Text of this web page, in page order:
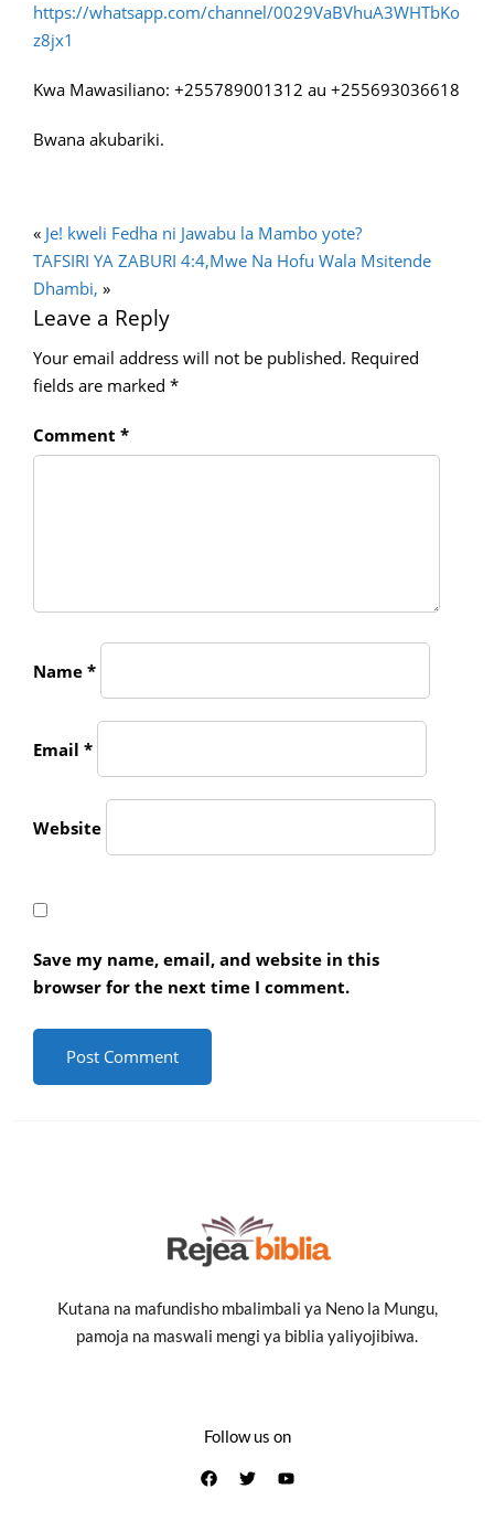
https://whatsapp.com/channel/0029VaBVhuA3WHTbKo
z8jx1
Kwa Mawasiliano: +255789001312 au +255693036618
Bwana akubariki.
« Je! kweli Fedha ni Jawabu la Mambo yote?
TAFSIRI YA ZABURI 4:4,Mwe Na Hofu Wala Msitende
Dhambi, »
Leave a Reply
Your email address will not be published. Required
fields are marked *
Comment *
Name *
Email *
Website
Save my name, email, and website in this
browser for the next time I comment.
Kutana na mafundisho mbalimbali ya Neno la Mungu,
pamoja na maswali mengi ya biblia yaliyojibiwa.
Follow us on